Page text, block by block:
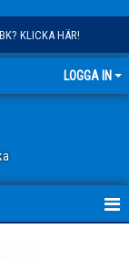
KLICKA HÄR!
LOGGA IN